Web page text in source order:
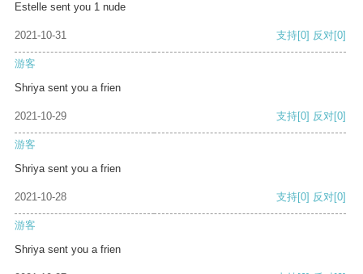
Estelle sent you 1 nude
2021-10-31 支持[0] 反对[0]
游客
Shriya sent you a frien
2021-10-29 支持[0] 反对[0]
游客
Shriya sent you a frien
2021-10-28 支持[0] 反对[0]
游客
Shriya sent you a frien